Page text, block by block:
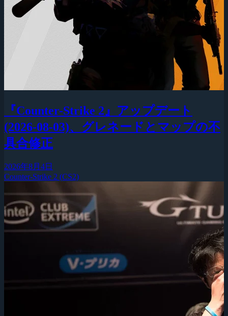
『Counter-Strike 2』アップデート
(2026-08-03)、グレネードとマップの不
具合修正
2026年8月4日
Counter-Strike 2 (CS2)